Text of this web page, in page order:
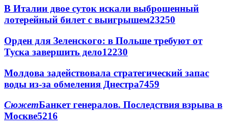
В Италии двое суток искали выброшенный
лотерейный билет с выигрышем23250
Орден для Зеленского: в Польше требуют от
Туска завершить дело12230
Молдова задействовала стратегический запас
воды из-за обмеления Днестра7459
СюжетБанкет генералов. Последствия взрыва в
Москве5216